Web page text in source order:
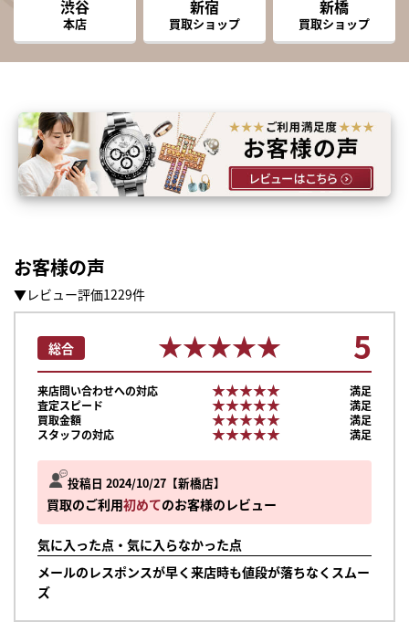
渋谷
本店
新宿
買取ショップ
新橋
買取ショップ
お客様の声
▼レビュー評価1229件
投稿日 2024/10/27 新橋店
買取のご利用初めてのお客様のレビュー
気に入った点・気に入らなかった点
メールのレスポンスが早く来店時も値段が落ちなくスムー
ズ
総合 ★★★★★
★★★★★ 5
来店問い合わせへの対応 ★★★★★
★★★★★
満足
査定スピード
★★★★★
★★★★★
満足
買取金額
★★★★★
★★★★★
満足
スタッフの対応
★★★★★
★★★★★ 満足